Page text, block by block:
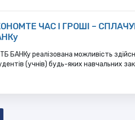
ЧАС І ГРОШІ –
БАНКу реалізована можливість
(учнів) будь-яких навчальних